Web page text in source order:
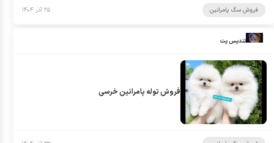
فروش سگ پامرانین ۲۵ آذر ۱۴۰۴
تندیس پت
فروش توله پامرانین خرسی